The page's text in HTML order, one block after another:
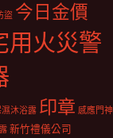
盜 今日金價
用火災警
沐浴露 印章 感應門神
新竹禮儀公司